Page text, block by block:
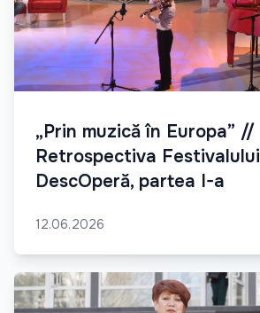
„Prin muzică în Europa” //
Retrospectiva Festivalului
DescOperă, partea I-a
12.06.2026